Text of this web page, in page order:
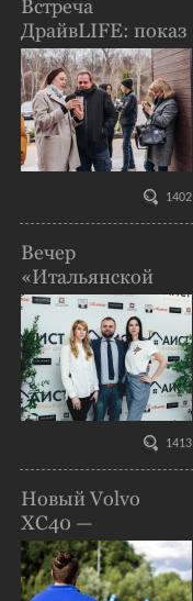
Встреча
ДрайвLIFE: показ
Range Rover
Discovery Sport
1402
Вечер
«Итальянской
тайны»
1413
Новый Volvo
XC40 —
презентация